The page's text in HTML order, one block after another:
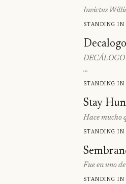
Invictus
Standing
DECÁLOGO
…
Standing
Stay
Hace mucho
Standing
Fue en uno
Standing